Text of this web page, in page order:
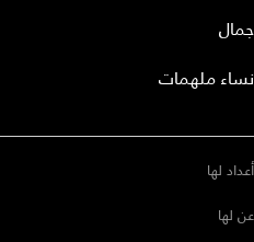
جمال
نساء ملهمات
أعداد لها
عن لها